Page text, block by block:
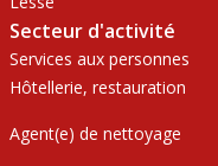
Secteur d'activité
Services aux personnes
Hôtellerie, restauration
Agent(e) de nettoyage